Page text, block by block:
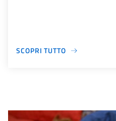
SCOPRI TUTTO